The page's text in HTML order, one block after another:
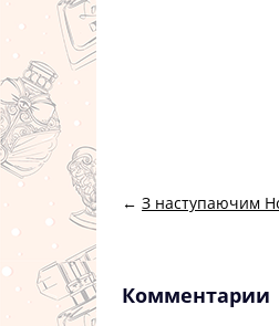
← З наступаючим
Комментарии